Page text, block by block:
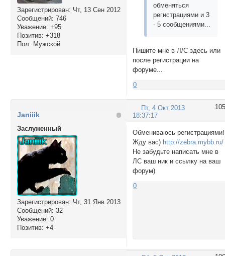
Зарегистрирован: Чт, 13 Сен 2012
Сообщений: 746
Уважение: +95
Позитив: +318
Пол: Мужской
обменяться
регистрациями и 3
- 5 сообщениями...
Пишите мне в Л/С здесь или
после регистрации на
форуме...
0
105
Пт, 4 Окт 2013
18:37:17
Janiiik
Заслуженный
Зарегистрирован: Чт, 31 Янв 2013
Сообщений: 32
Уважение: 0
Позитив: +4
Обмениваюсь
Жду вас) http://zebra.mybb.ru/
Не забудьте написать мне в
ЛС ваш ник и ссылку на ваш
форум)
0